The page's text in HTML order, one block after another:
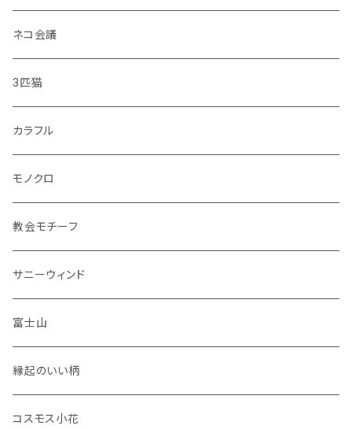
・彩花
・どうぶつ
・小鳥
シマエナガ
中皿
小皿
マグカップ
コップ
花瓶
セット品
ネコ会議
3匹猫
カラフル
モノクロ
教会モチーフ
サニーウィンド
富士山
縁起のいい柄
コスモス小花